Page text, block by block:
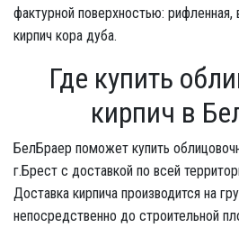
фактурной поверхностью: рифленная,
кирпич кора дуба.
Где купить
кирпич в
БелБраер поможет купить
г.Брест с доставкой по всей
Доставка кирпича производится на
непосредственно до строительной